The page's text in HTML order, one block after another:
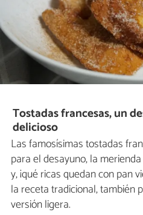
Tostadas francesas, un
delicioso
Las famosísimas tostadas
para el desayuno, la
y, ¡qué ricas quedan con pan
la receta tradicional, también
versión ligera.